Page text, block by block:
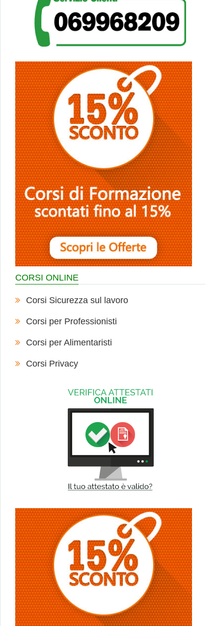
CORSI ONLINE
Corsi Sicurezza sul lavoro
Corsi per Professionisti
Corsi per Alimentaristi
Corsi Privacy